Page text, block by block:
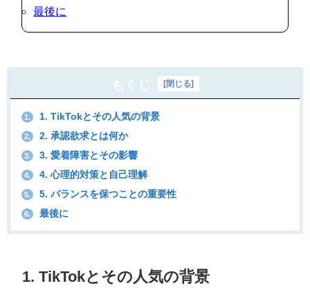
最後に
もくじ [閉じる]
1. 1. TikTokとその人気の背景
2. 2. 承認欲求とは何か
3. 3. 愛着障害とその影響
4. 4. 心理的対策と自己理解
5. 5. バランスを保つことの重要性
6. 最後に
1. TikTokとその人気の背景